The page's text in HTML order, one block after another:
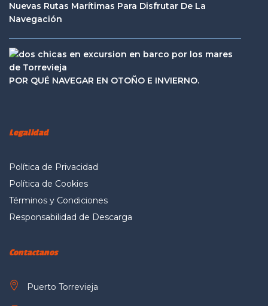
Nuevas Rutas Marítimas Para Disfrutar De La
Navegación
POR QUÉ NAVEGAR EN OTOÑO E INVIERNO.
Legalidad
Política de Privacidad
Política de Cookies
Términos y Condiciones
Responsabilidad de Descarga
Contactanos
Puerto Torrevieja